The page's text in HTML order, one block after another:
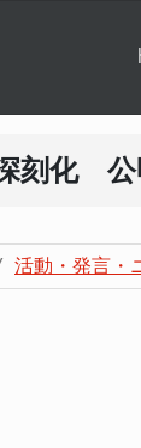
刻化 公
活動・発言・